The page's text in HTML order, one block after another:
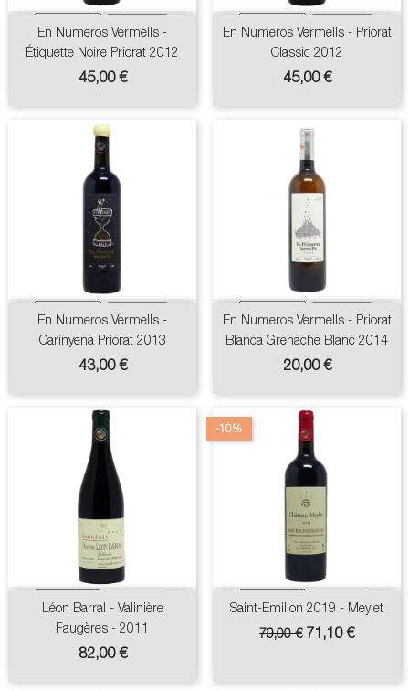
En Numeros Vermells -
Étiquette Noire Priorat 2012
Prix
45,00 €
En Numeros Vermells - Priorat
Classic 2012
Prix
45,00 €
En Numeros Vermells -
Carinyena Priorat 2013
Prix
43,00 €
En Numeros Vermells - Priorat
Blanca Grenache Blanc 2014
Prix
20,00 €
Léon Barral - Valinière
Faugères - 2011
Prix
82,00 €
Saint-Emilion 2019 - Meylet
Prix
79,00 €
-10%
Prix
71,10 €